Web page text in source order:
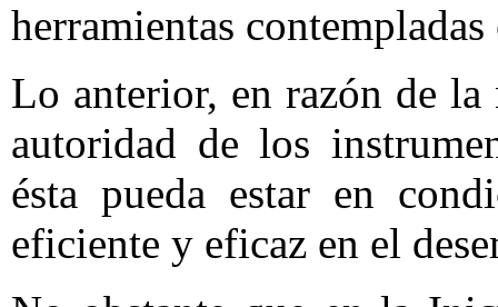
herramientas contempladas
Lo anterior, en razón de la
autoridad de los
ésta pueda estar en
eficiente y eficaz en el